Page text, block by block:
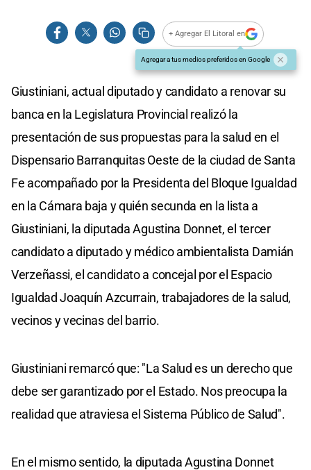
+ Agregar El Litoral en
Agregar a tus medios preferidos en Google
Giustiniani, actual diputado y candidato a renovar su
banca en la Legislatura Provincial realizó la
presentación de sus propuestas para la salud en el
Dispensario Barranquitas Oeste de la ciudad de Santa
Fe acompañado por la Presidenta del Bloque Igualdad
en la Cámara baja y quién secunda en la lista a
Giustiniani, la diputada Agustina Donnet, el tercer
candidato a diputado y médico ambientalista Damián
Verzeñassi, el candidato a concejal por el Espacio
Igualdad Joaquín Azcurrain, trabajadores de la salud,
vecinos y vecinas del barrio.
Giustiniani remarcó que: "La Salud es un derecho que
debe ser garantizado por el Estado. Nos preocupa la
realidad que atraviesa el Sistema Público de Salud".
En el mismo sentido, la diputada Agustina Donnet